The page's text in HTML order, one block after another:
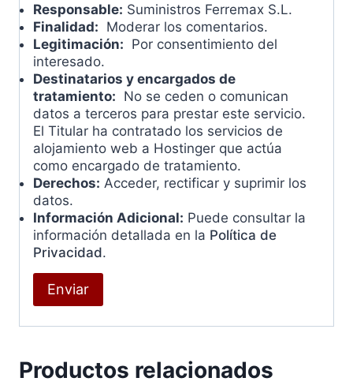
Responsable: Suministros Ferremax S.L.
Finalidad: Moderar los comentarios.
Legitimación: Por consentimiento del
interesado.
Destinatarios y encargados de
tratamiento: No se ceden o comunican
datos a terceros para prestar este servicio.
El Titular ha contratado los servicios de
alojamiento web a Hostinger que actúa
como encargado de tratamiento.
Derechos: Acceder, rectificar y suprimir los
datos.
Información Adicional: Puede consultar la
información detallada en la Política de
Privacidad.
Productos relacionados